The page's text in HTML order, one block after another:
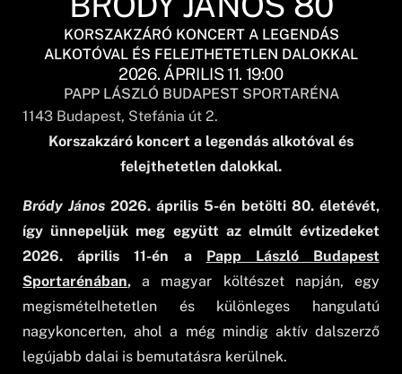
KORSZAKZÁRÓ KONCERT A LEGENDÁS
ALKOTÓVAL ÉS FELEJTHETETLEN DALOKKAL
2026. ÁPRILIS 11. 19:00
PAPP LÁSZLÓ BUDAPEST SPORTARÉNA
1143 Budapest, Stefánia út 2.
Korszakzáró koncert a legendás alkotóval és
felejthetetlen dalokkal.
Bródy János 2026. április 5-én betölti 80. életévét,
így ünnepeljük meg együtt az elmúlt évtizedeket
2026. április 11-én a Papp László Budapest
Sportarénában, a magyar költészet napján, egy
megismételhetetlen és különleges hangulatú
nagykoncerten, ahol a még mindig aktív dalszerző
legújabb dalai is bemutatásra kerülnek.